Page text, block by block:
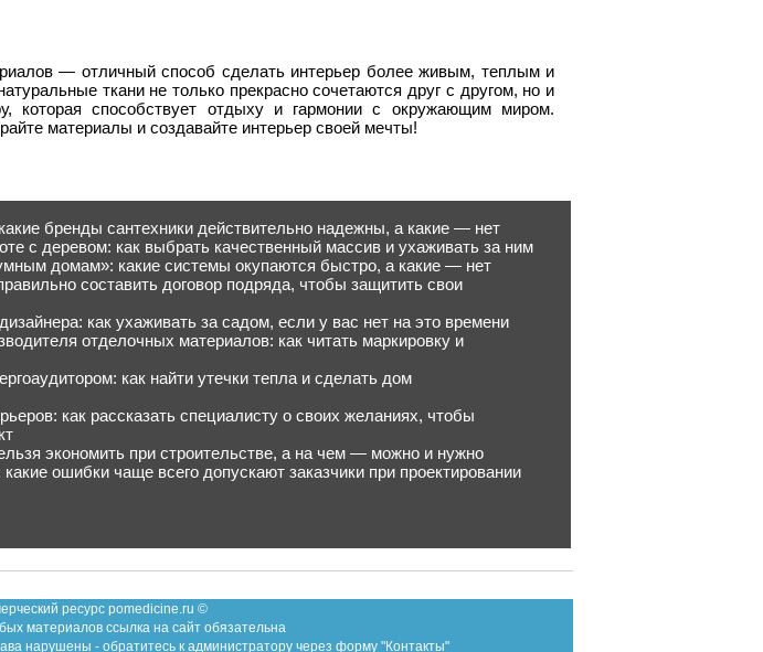
— отличный способ сделать интерьер более живым, теплым и
ткани не только прекрасно сочетаются друг с другом, но и
которая способствует отдыху и гармонии с окружающим миром.
материалы и создавайте интерьер своей мечты!
бренды сантехники действительно надежны, а какие — нет
с деревом: как выбрать качественный массив и ухаживать за ним
домам»: какие системы окупаются быстро, а какие — нет
составить договор подряда, чтобы защитить свои
как ухаживать за садом, если у вас нет на это времени
отделочных материалов: как читать маркировку и
как найти утечки тепла и сделать дом
как рассказать специалисту о своих желаниях, чтобы
экономить при строительстве, а на чем — можно и нужно
ошибки чаще всего допускают заказчики при проектировании
ресурс pomedicine.ru ©
материалов ссылка на сайт обязательна
нарушены - обратитесь к администратору через форму "Контакты"